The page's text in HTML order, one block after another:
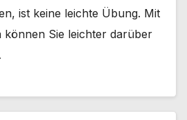
ist keine leichte Übung. Mit
können Sie leichter darüber